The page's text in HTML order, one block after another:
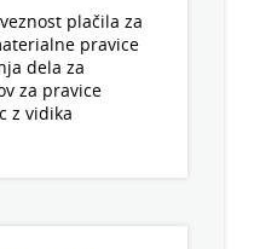
plačila za
pravice
dela za
za pravice
z vidika